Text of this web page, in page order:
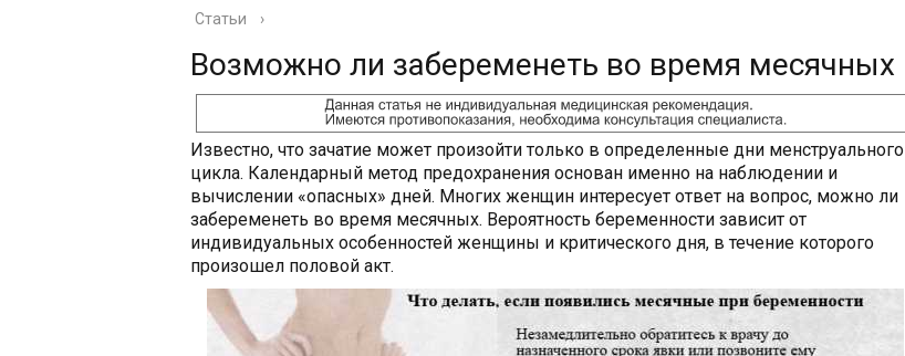
Статьи ›
Возможно ли забеременеть во время месячных
Известно, что зачатие может произойти только в определенные дни менструального
цикла. Календарный метод предохранения основан именно на наблюдении и
вычислении «опасных» дней. Многих женщин интересует ответ на вопрос, можно ли
забеременеть во время месячных. Вероятность беременности зависит от
индивидуальных особенностей женщины и критического дня, в течение которого
произошел половой акт.